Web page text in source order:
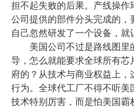
担不起失败的后果。产线操作
公司提供的部件分头完成的，
自己忽然研发了一个设备，就
美国公司不过是路线图里
导，怎么就能要求全球所有芯
府的 ？ 从技术与商业权益上，
行为。全球代工厂不得不听美
技术特别厉害，而是怕美国霸